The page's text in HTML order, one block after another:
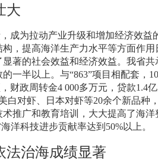
大
成为拉动产业升级和增加经济效
，提高海洋生产力水平等方面作用
著的社会效益和经济效益。我省共
一半以上。与“863”项目相配套， 10
财政周转金4 000多万元，贷款1.4
白对虾、日本对虾等20余个新品种
推广和教育培训，大大提高了海
洋科技进步贡献率达到 50%以上。
法治海成绩显著